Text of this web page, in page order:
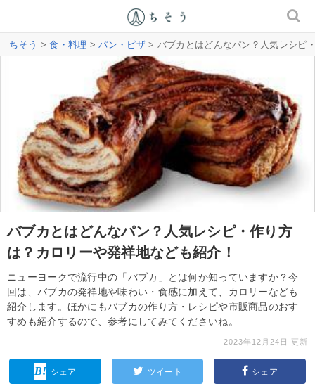
ちそう >食・料理 >パン・ピザ> バブカとはどんなパン？人気レシピ
バブカとはどんなパン？人気レシピ・作り方
は？カロリーや発祥地なども紹介！
ニューヨークで流行中の「バブカ」とは何か知っていますか？今
回は、バブカの発祥地や味わい・食感に加えて、カロリーなども
紹介します。ほかにもバブカの作り方・レシピや市販商品のおす
すめも紹介するので、参考にしてみてくださいね。
2023年12月24日 更新
シェア ツイート シェア